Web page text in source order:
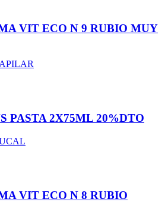
VIT ECO N 9 RUBIO MUY
PASTA 2X75ML 20%DTO
VIT ECO N 8 RUBIO